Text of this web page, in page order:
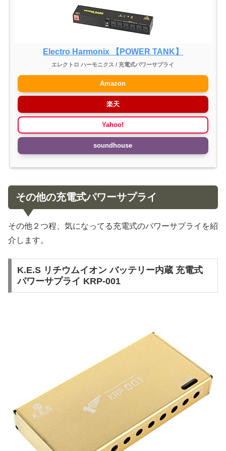
Electro Harmonix 【POWER TANK】
エレクトロ ハーモニクス / 充電式パワーサプライ
Amazon
楽天
Yahoo!
soundhouse
その他の充電式パワーサプライ
その他２つ程、気になってる充電式のパワーサプライを紹
介します。
K.E.S リチウムイオン バッテリー内蔵 充電式
パワーサプライ KRP-001